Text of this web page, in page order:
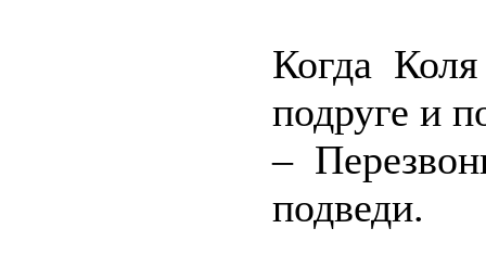
Когда
подруге и
–
подведи.